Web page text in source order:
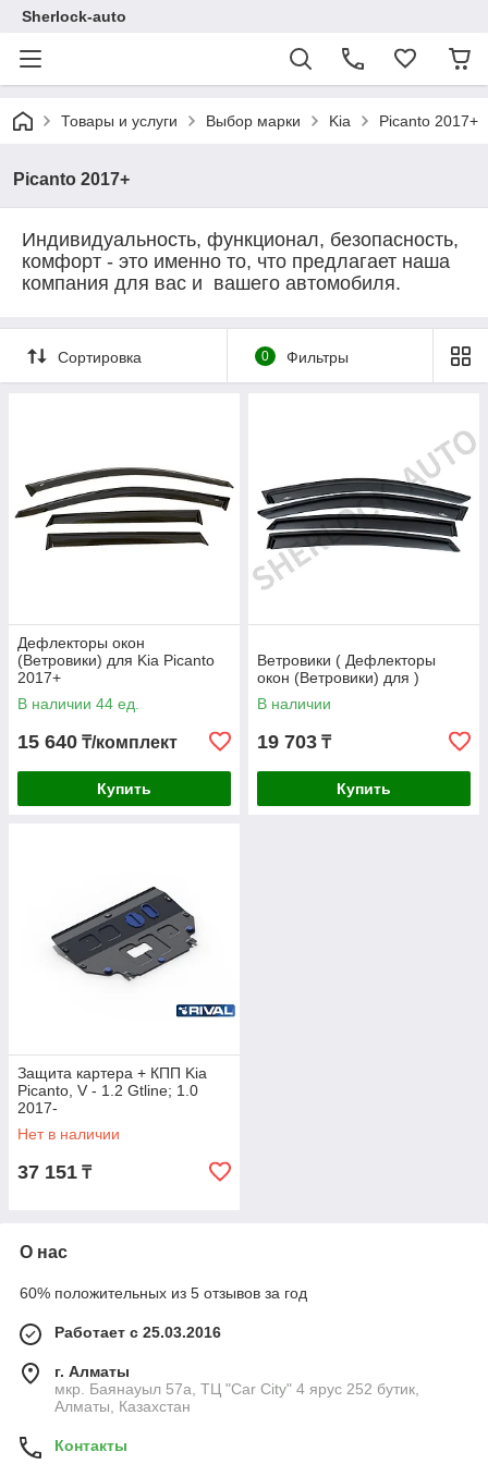
Sherlock-auto
Товары и услуги Выбор марки Kia Picanto 2017+
Picanto 2017+
Индивидуальность, функционал, безопасность,
комфорт - это именно то, что предлагает наша
компания для вас и вашего автомобиля.
Сортировка 0 Фильтры
Дефлекторы окон
(Ветровики) для Kia Picanto
2017+
В наличии 44 ед.
15 640 ₸/комплект
Купить
Ветровики ( Дефлекторы
окон (Ветровики) для )
В наличии
19 703 ₸
Купить
Защита картера + КПП Kia
Picanto, V - 1.2 Gtline; 1.0
2017-
Нет в наличии
37 151 ₸
О нас
60% положительных из 5 отзывов за год
Работает с 25.03.2016
г. Алматы
мкр. Баянауыл 57а, ТЦ "Car Сity" 4 ярус 252 бутик,
Алматы, Казахстан
Контакты